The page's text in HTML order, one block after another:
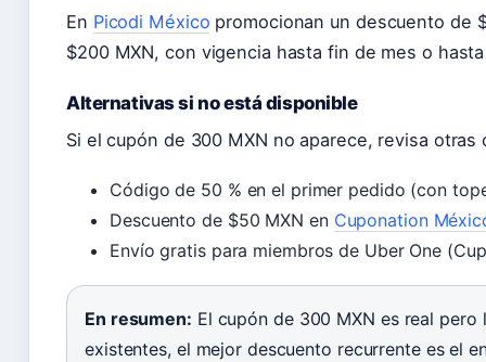
En Picodi México promocionan un descuento de
$200 MXN, con vigencia hasta fin de mes o
Alternativas si no está disponible
Si el cupón de 300 MXN no aparece, revisa otras
Código de 50 % en el primer pedido (con
Descuento de $50 MXN en Cuponation
Envío gratis para miembros de Uber One
En resumen: El cupón de 300 MXN es real pero
existentes, el mejor descuento recurrente es el